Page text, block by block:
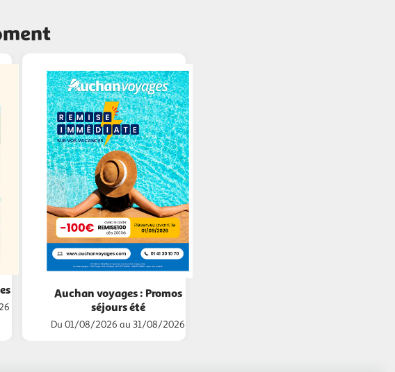
Auchan voyages : Promos
séjours été
Du 01/08/2026 au 31/08/2026